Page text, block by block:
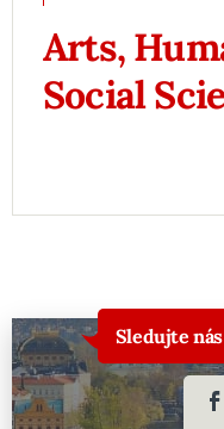
Arts,
Social
Sledujte